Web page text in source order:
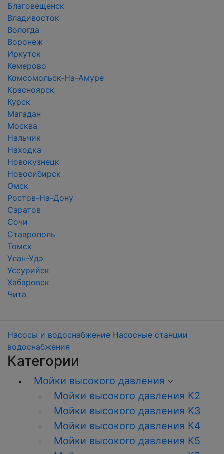
Благовещенск
Владивосток
Вологда
Воронеж
Иркутск
Кемерово
Комсомольск-На-Амуре
Красноярск
Курск
Магадан
Москва
Нальчик
Находка
Новокузнецк
Новосибирск
Омск
Ростов-На-Дону
Саратов
Сочи
Ставрополь
Томск
Улан-Удэ
Уссурийск
Хабаровск
Чита
Насосы и водоснабжение Насосные станции
водоснабжения
Категории
Мойки высокого давления
Мойки высокого давления К2
Мойки высокого давления K3
Мойки высокого давления К4
Мойки высокого давления К5